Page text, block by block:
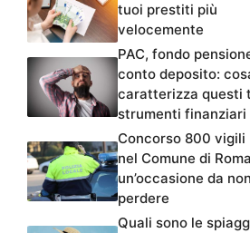
tuoi prestiti più
velocemente
PAC, fondo
conto deposito:
caratterizza questi
strumenti finanziari
Concorso 800 vigili
nel Comune di
un’occasione da non
perdere
Quali sono le